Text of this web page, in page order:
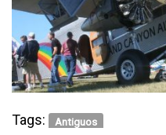
Tags: Antiguos